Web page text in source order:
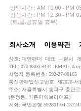
상담시간 : AM 10:00 - PM
점심시간 : PM 12:30 - PM
(토,일,공휴일 휴무)
회사소개 이용약관
상호: 대영팬더 대표: 나현서
TEL: 070-8800-9434
사업자 등록번호: 592-27-00165
통신판매업신고번호: 제2020-서
주소: 서울특별시 송파구 충민
(문정동, 가든파이브라이프)
계좌: 국민은행 592801-04-